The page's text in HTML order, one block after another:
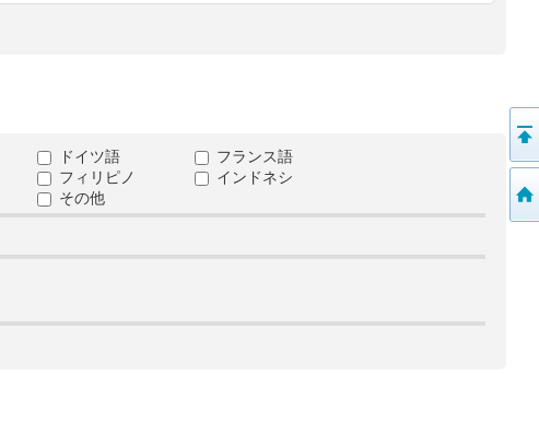
ドイツ語
フランス語
フィリピノ
インドネシ
その他